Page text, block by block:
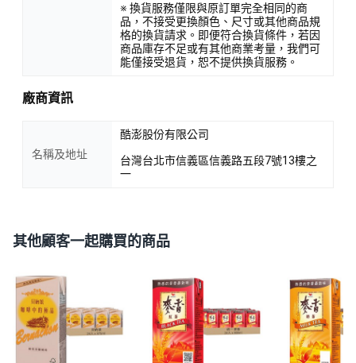
※ 換貨服務僅限與原訂單完全相同的商
品，不接受更換顏色、尺寸或其他商品規
格的換貨請求。即便符合換貨條件，若因
商品庫存不足或有其他商業考量，我們可
能僅接受退貨，恕不提供換貨服務。
廠商資訊
名稱及地址
酷澎股份有限公司
台灣台北市信義區信義路五段7號13樓之
一
其他顧客一起購買的商品